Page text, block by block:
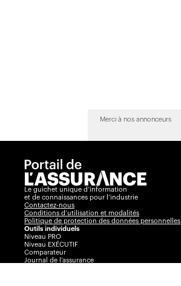
Merci à nos annonceurs
Le guichet unique d’information
et de connaissances pour l’industrie
Contactez-nous
Conditions d’utilisation et modalités
Politique de protection des données personnelles
Outils individuels
Niveau PRO
Niveau EXÉCUTIF
Comparateur
Journal de l’assurance